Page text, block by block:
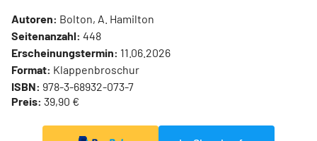
Autoren: Bolton, A. Hamilton
Seitenanzahl: 448
Erscheinungstermin: 11.06.2026
Format: Klappenbroschur
ISBN: 978-3-68932-073-7
Preis: 39,90 €